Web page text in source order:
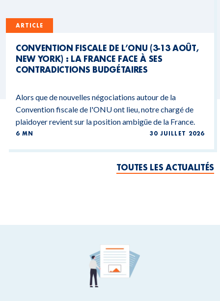
ARTICLE
CONVENTION FISCALE DE L’ONU (3-13 AOÛT,
NEW YORK) : LA FRANCE FACE À SES
CONTRADICTIONS BUDGÉTAIRES
Alors que de nouvelles négociations autour de la
Convention fiscale de l'ONU ont lieu, notre chargé de
plaidoyer revient sur la position ambigüe de la France.
6 MN 30 JUILLET 2026
TOUTES LES ACTUALITÉS